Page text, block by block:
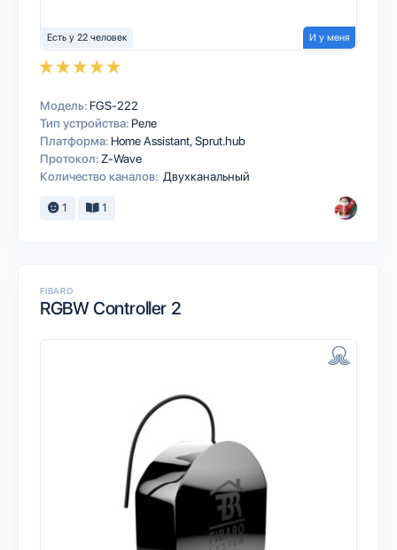
Есть у 22 человек И у меня
Модель: FGS-222
Тип устройства: Реле
Платформа: Home AssistantSprut.hub
Протокол: Z-Wave
Количество каналов: Двухканальный
1 1
FIBARO
RGBW Controller 2